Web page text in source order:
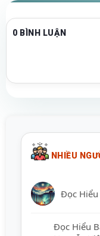
0 BÌNH LUẬN
NHIỀU
Đọc
Đọc Hiểu